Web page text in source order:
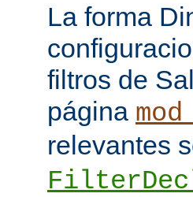
La forma
filtros de
página
relevantes